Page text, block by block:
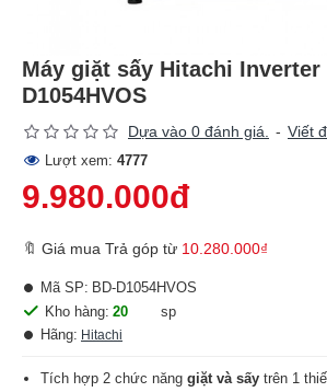
Máy giặt sấy Hitachi Inverter
D1054HVOS
Dựa vào 0 đánh giá. - Viết
Lượt xem: 4777
9.980.000đ
🔖 Giá mua Trả góp từ 10.280.000₫
Kho hàng: 20
sp
Hãng: Hitachi
Mã SP: BD-D1054HVOS
Tích hợp 2 chức năng giặt và sấy trên 1